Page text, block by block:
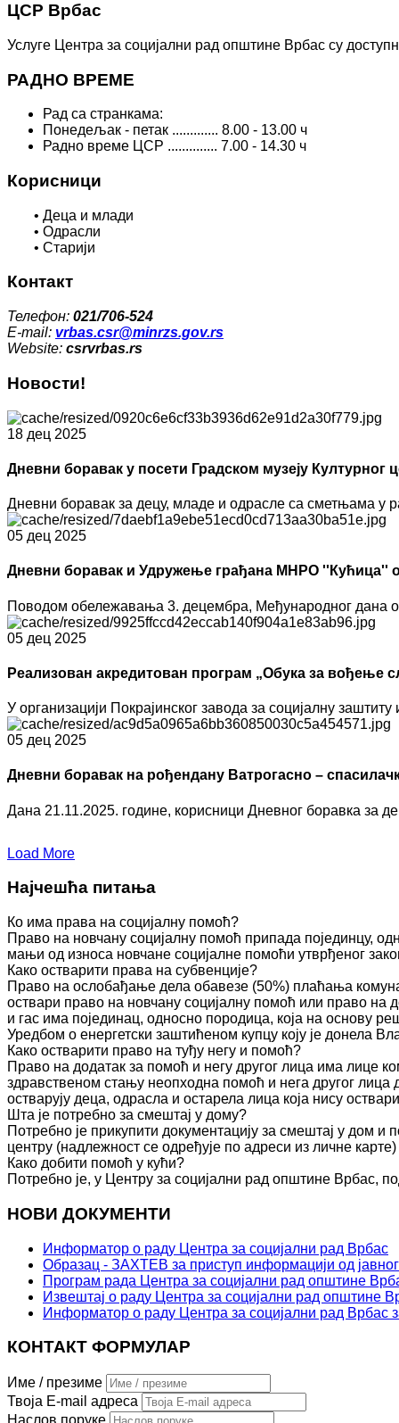
ЦСР Врбас
Услуге Центра за социјални рад општине Врбас су
РАДНО ВРЕМЕ
Рад са странкама:
Понедељак - петак ............. 8.00 - 13.00 ч
Радно време ЦСР .............. 7.00 - 14.30 ч
Корисници
• Деца и млади
• Одрасли
• Старији
Контакт
Телефон: 021/706-524
E-mail: vrbas.csr@minrzs.gov.rs
Website: csrvrbas.rs
Новости!
18 дец 2025
Дневни боравак у посети Градском музеју Културног
Дневни боравак за децу, младе и одрасле са сметњама у
05 дец 2025
Дневни боравак и Удружење грађана МНРО ''Кућица''
Поводом обележавања 3. децембра, Међународног дана
05 дец 2025
Реализован акредитован програм „Обука за вођење
У организацији Покрајинског завода за социјалну
05 дец 2025
Дневни боравак на рођендану Ватрогасно –
Дана 21.11.2025. године, корисници Дневног боравка за
Load More
Најчешћа питања
Ко има права на социјалну помоћ?
Право на новчану социјалну помоћ припада појединцу,
мањи од износа новчане социјалне помоћи утврђеног
Како остварити права на субвенције?
Право на ослобађање дела обавезе (50%) плаћања
оствари право на новчану социјалну помоћ или право на
и гас има појединац, односно породица, која на основу
Уредбом о енергетски заштићеном купцу коју је донела
Како остварити право на туђу негу и помоћ?
Право на додатак за помоћ и негу другог лица има лице
здравственом стању неопходна помоћ и нега другог
остварују деца, одрасла и остарела лица која нису
Шта је потребно за смештај у дому?
Потребно је прикупити документацију за смештај у дом
центру (надлежност се одређује по адреси из личне
Како добити помоћ у кући?
Потребно је, у Центру за социјални рад општине Врбас,
НОВИ ДОКУМЕНТИ
Информатор о раду Центра за социјални рад Врбас
Образац - ЗАХТЕВ за приступ информацији од јавног
Програм рада Центра за социјални рад општине
Извештај о раду Центра за социјални рад општине
Информатор о раду Центра за социјални рад Врбас
КОНТАКТ ФОРМУЛАР
Име / презиме
Твоја E-mail адреса
Наслов поруке